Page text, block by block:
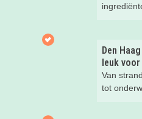
Den
leuk
Van
tot